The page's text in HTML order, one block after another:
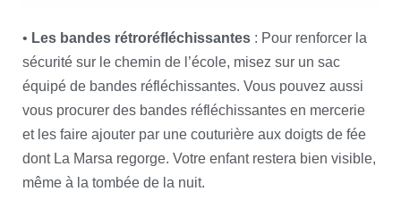
• Les bandes rétroréfléchissantes : Pour renforcer la
sécurité sur le chemin de l’école, misez sur un sac
équipé de bandes réfléchissantes. Vous pouvez aussi
vous procurer des bandes réfléchissantes en mercerie
et les faire ajouter par une couturière aux doigts de fée
dont La Marsa regorge. Votre enfant restera bien visible,
même à la tombée de la nuit.